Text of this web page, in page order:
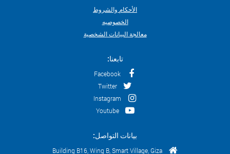
الأحكام والشروط
الخصوصيه
معالجة البيانات الشخصية
تابعنا:
Facebook
Twitter
Instagram
Youtube
بيانات التواصل:
Building B16, Wing B, Smart Village, Giza